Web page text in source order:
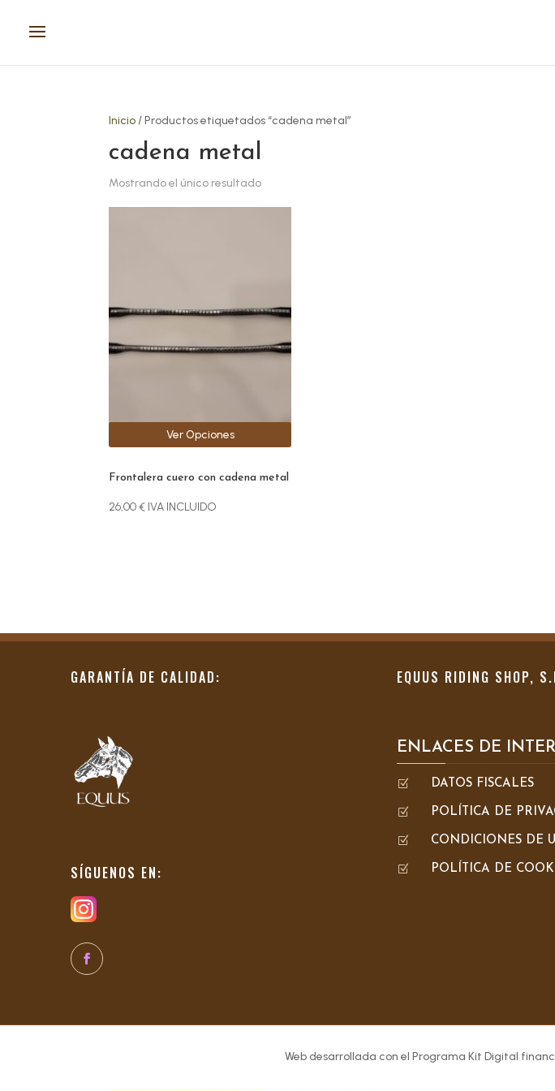
Inicio/ Productos etiquetados “cadena metal”
cadena metal
Mostrando el único resultado
Frontalera cuero con cadena metal
26,00€ IVA INCLUIDO
Ver Opciones
Las
se
la
producto
GARANTÍA DE CALIDAD:
SÍGUENOS EN:
EQUUS RIDING SHOP,
ENLACES DE
Z DATOS FISCALES
Z POLÍTICA DE
Z CONDICIONES DE
Z POLÍTICA DE
Web desarrollada con el Programa Kit Digital